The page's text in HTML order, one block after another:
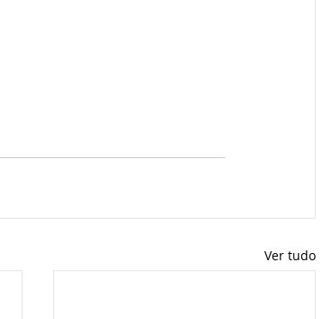
Ver tudo